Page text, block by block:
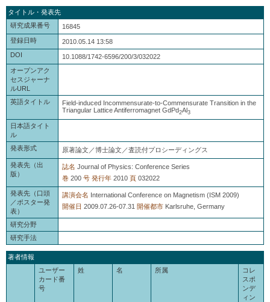
タイトル・発表先
研究成果番号
16845
登録日時
2010.05.14 13:58
DOI
10.1088/1742-6596/200/3/032022
オープンアク
セスジャーナ
ルURL
英語タイトル
Field-induced Incommensurate-to-Commensurate Transition in the
Triangular Lattice Antiferromagnet GdPd2Al3
日本語タイト
ル
発表形式
原著論文／博士論文／査読付プロシーディングス
発表先（出
版）
誌名 Journal of Physics: Conference Series
巻 200 号 発行年 2010 頁 032022
発表先（口頭
／ポスター発
表）
講演会名 International Conference on Magnetism (ISM 2009)
開催日 2009.07.26-07.31 開催都市 Karlsruhe, Germany
研究分野
研究手法
著者情報
ユーザー
カード番
号
姓 名 所属
コレ
スポ
ンデ
ィン